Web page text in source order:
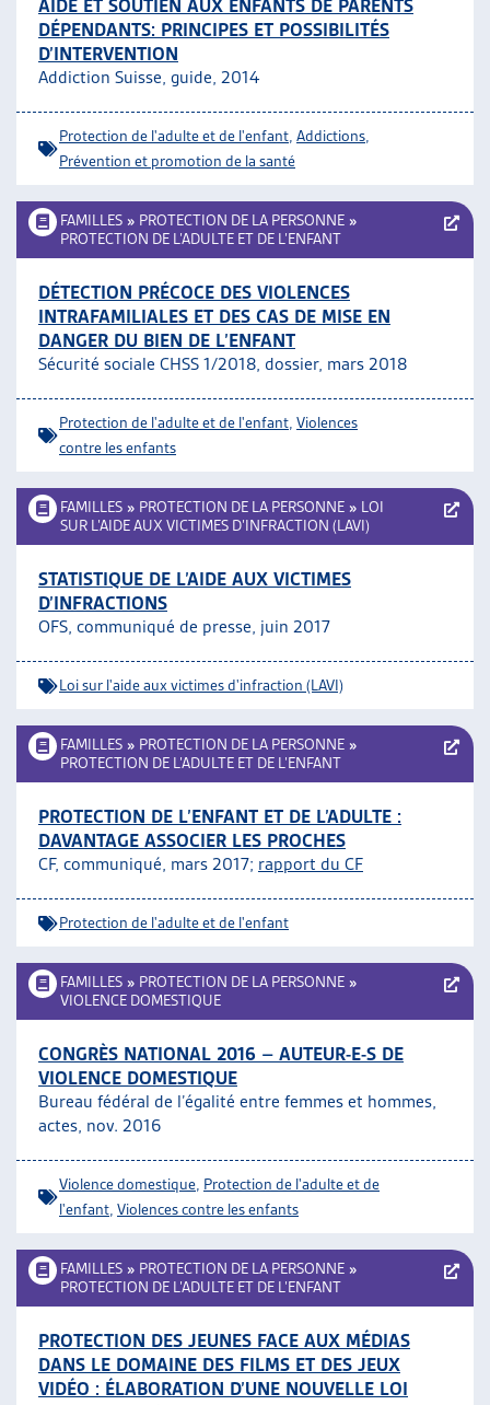
AIDE ET SOUTIEN AUX ENFANTS DE PARENTS
DÉPENDANTS: PRINCIPES ET POSSIBILITÉS
D’INTERVENTION
Addiction Suisse, guide, 2014
Protection de l'adulte et de l'enfant Addictions
Prévention et promotion de la santé
FAMILLES » PROTECTION DE LA PERSONNE »
PROTECTION DE L’ADULTE ET DE L’ENFANT
DÉTECTION PRÉCOCE DES VIOLENCES
INTRAFAMILIALES ET DES CAS DE MISE EN
DANGER DU BIEN DE L’ENFANT
Sécurité sociale CHSS 1/2018, dossier, mars 2018
Protection de l'adulte et de l'enfant Violences
contre les enfants
FAMILLES » PROTECTION DE LA PERSONNE » LOI
SUR L’AIDE AUX VICTIMES D’INFRACTION (LAVI)
STATISTIQUE DE L’AIDE AUX VICTIMES
D’INFRACTIONS
OFS, communiqué de presse, juin 2017
Loi sur l'aide aux victimes d'infraction (LAVI)
FAMILLES » PROTECTION DE LA PERSONNE »
PROTECTION DE L’ADULTE ET DE L’ENFANT
PROTECTION DE L’ENFANT ET DE L’ADULTE :
DAVANTAGE ASSOCIER LES PROCHES
CF, communiqué, mars 2017; rapport du CF
Protection de l'adulte et de l'enfant
FAMILLES » PROTECTION DE LA PERSONNE »
VIOLENCE DOMESTIQUE
CONGRÈS NATIONAL 2016 – AUTEUR-E-S DE
VIOLENCE DOMESTIQUE
Bureau fédéral de l’égalité entre femmes et hommes,
actes, nov. 2016
Violence domestique Protection de l'adulte et de
l'enfant Violences contre les enfants
FAMILLES » PROTECTION DE LA PERSONNE »
PROTECTION DE L’ADULTE ET DE L’ENFANT
PROTECTION DES JEUNES FACE AUX MÉDIAS
DANS LE DOMAINE DES FILMS ET DES JEUX
VIDÉO : ÉLABORATION D’UNE NOUVELLE LOI